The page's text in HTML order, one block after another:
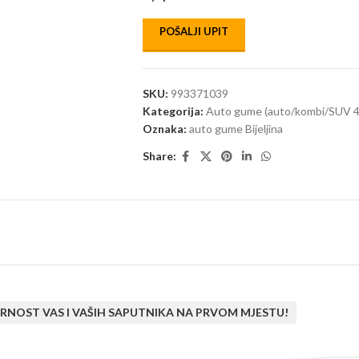
POŠALJI UPIT
SKU: 993371039
Kategorija: Auto gume (auto/kombi/SUV
Oznaka: auto gume Bijeljina
Share:
VAS I VAŠIH SAPUTNIKA NA PRVOM MJESTU!